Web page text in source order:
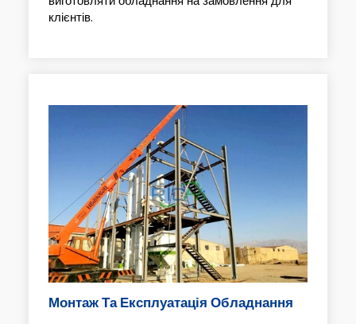
клієнтів.
Монтаж Та Експлуатація Обладнання